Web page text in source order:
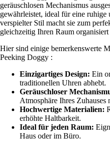
geräuschlosen Mechanismus
gewährleistet, ideal für eine
verspielter Stil macht sie zum
gleichzeitig Ihren Raum
Hier sind einige bemerkenswerte
Peeking Doggy :
Einzigartiges Design: Ein
traditionellen Uhren abhebt.
Geräuschloser
Atmosphäre Ihres Zuhauses
Hochwertige Materialien:
erhöhte Haltbarkeit.
Ideal für jeden Raum:
Haus oder im Büro.